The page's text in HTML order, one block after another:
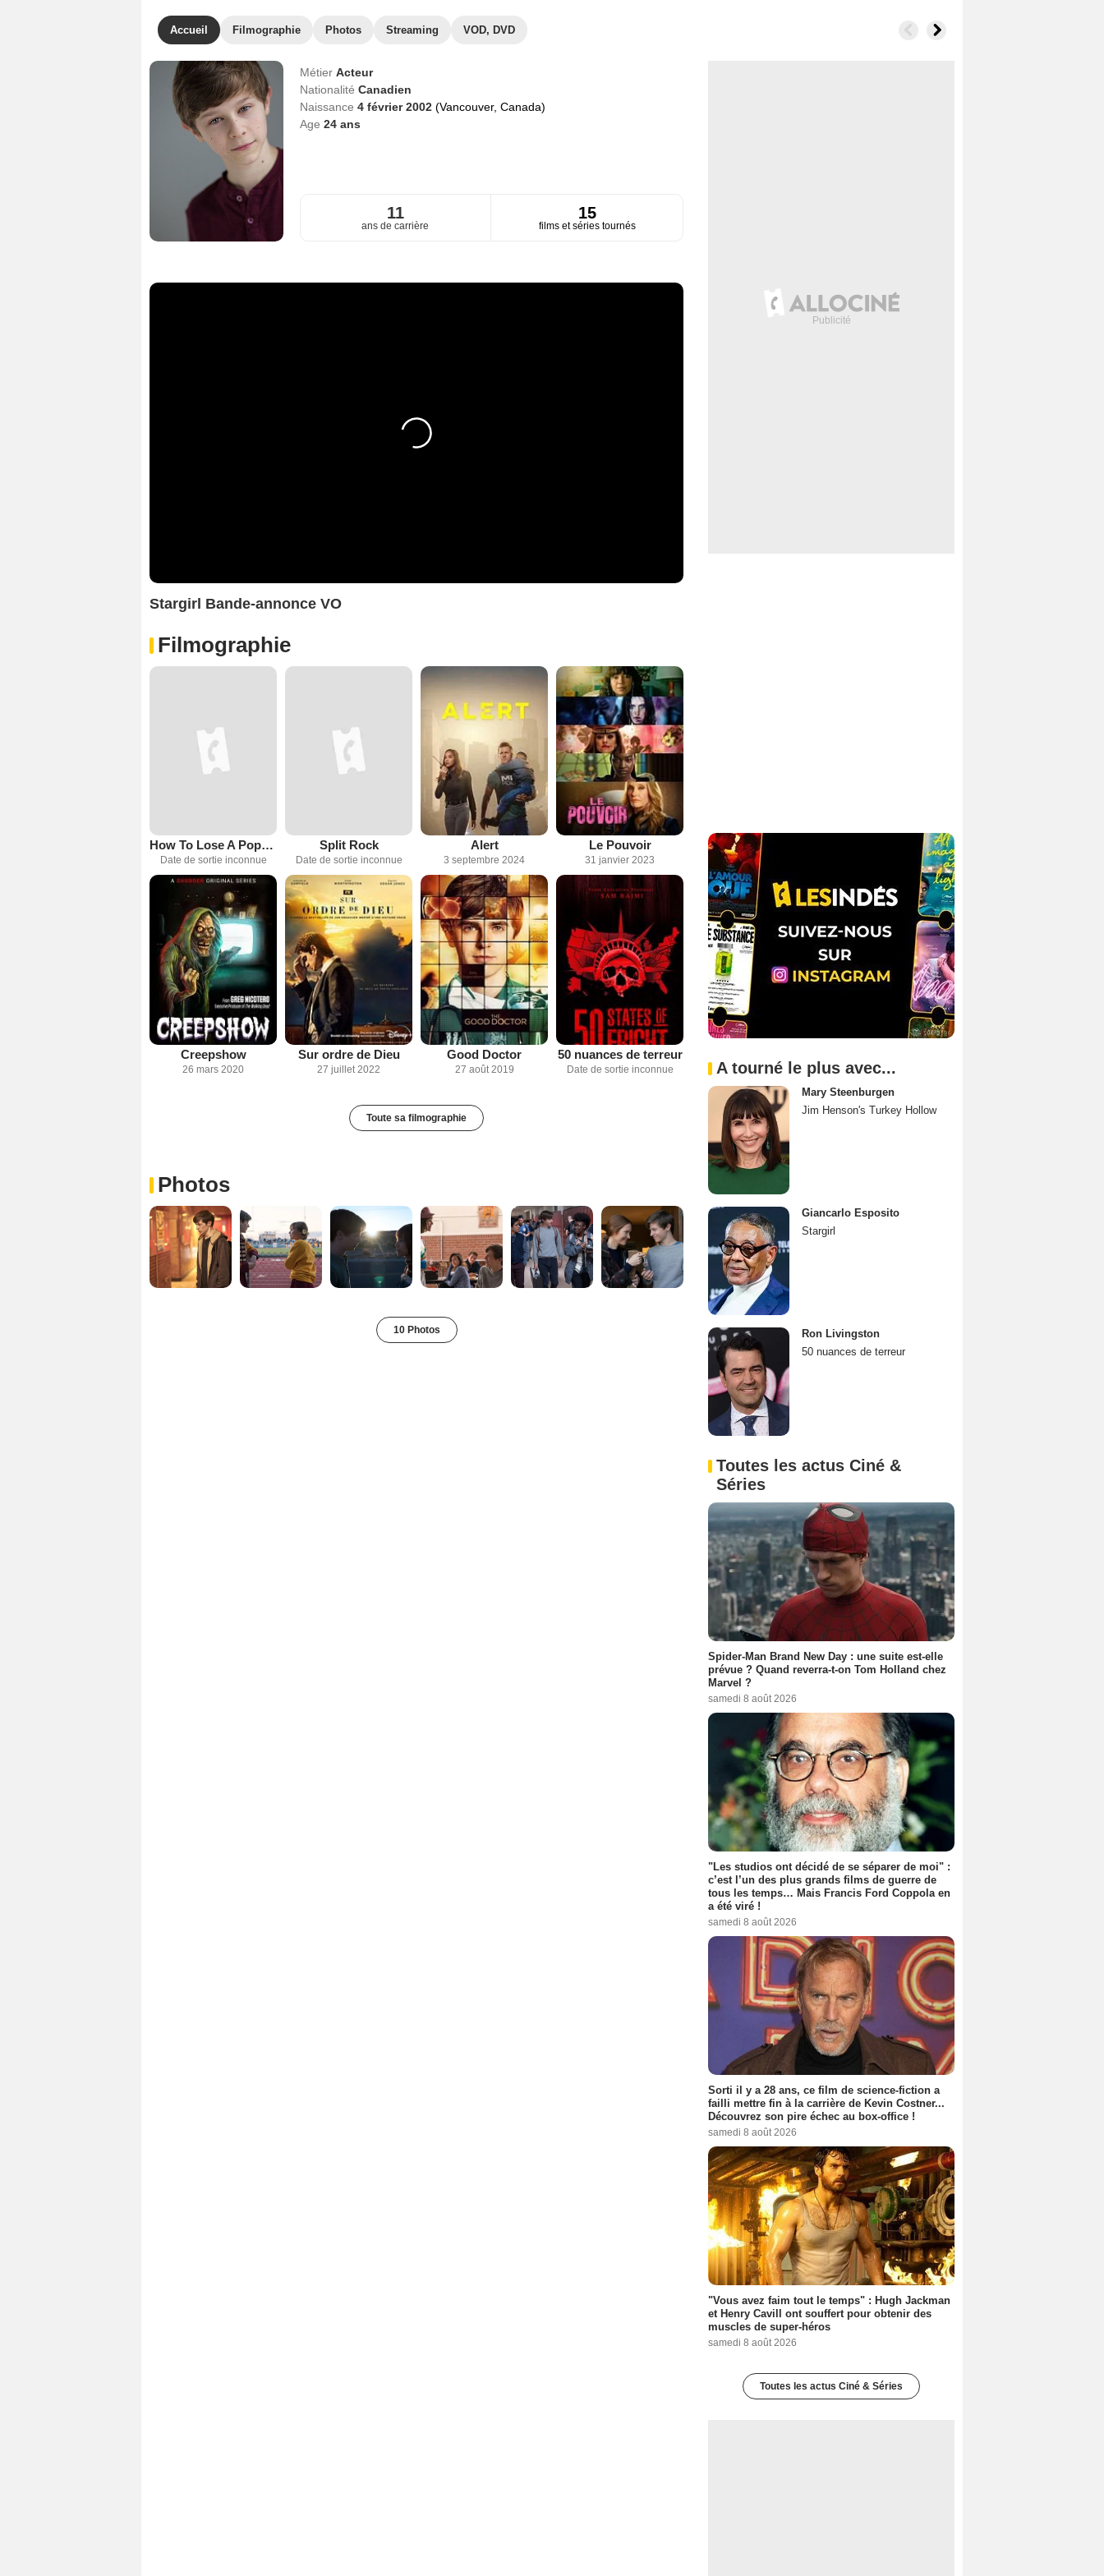
Accueil Filmographie Photos Streaming VOD, DVD
Métier Acteur
Nationalité Canadien
Naissance 4 février 2002 (Vancouver, Canada)
Age 24ans
11
ans de carrière
15
films et séries tournés
Stargirl Bande-annonce VO
Filmographie
How To Lose A Popularity Contest
Date de sortie inconnue
Split Rock
Date de sortie inconnue
Alert
3 septembre 2024
Le Pouvoir
31 janvier 2023
Creepshow
26 mars 2020
Sur ordre de Dieu
27 juillet 2022
Good Doctor
27 août 2019
50 nuances de terreur
Date de sortie inconnue
Toute sa filmographie
Photos
10 Photos
A tourné le plus avec...
Mary Steenburgen
Jim Henson's Turkey Hollow
Giancarlo Esposito
Stargirl
Ron Livingston
50 nuances de terreur
Toutes les actus Ciné &
Séries
Spider-Man Brand New Day : une suite est-elle
prévue ? Quand reverra-t-on Tom Holland chez
Marvel ?
samedi 8 août 2026
"Les studios ont décidé de se séparer de moi" :
c’est l’un des plus grands films de guerre de
tous les temps… Mais Francis Ford Coppola en
a été viré !
samedi 8 août 2026
Sorti il y a 28 ans, ce film de science-fiction a
failli mettre fin à la carrière de Kevin Costner...
Découvrez son pire échec au box-office !
samedi 8 août 2026
"Vous avez faim tout le temps" : Hugh Jackman
et Henry Cavill ont souffert pour obtenir des
muscles de super-héros
samedi 8 août 2026
Toutes les actus Ciné & Séries